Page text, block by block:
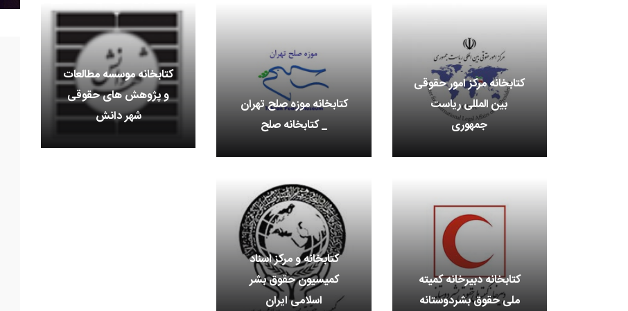
کتابخانه مرکز امور حقوقی
بین المللی ریاست
جمهوری
کتابخانه موزه صلح تهران
_ کتابخانه صلح
کتابخانه موسسه مطالعات
و پژوهش های حقوقی
شهر دانش
کتابخانه دبیرخانه کمیته
ملی حقوق بشردوستانه
کتابخانه و مرکز اسناد
کمیسیون حقوق بشر
اسلامی ایران